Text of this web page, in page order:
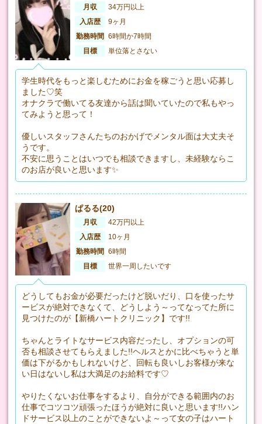
月収
34万円以上
入店歴
9ヶ月
勤務時間 6時間か7時間
目標
単位落とさない
学生時代をもっと楽しむためにお金を稼ごうと思い応募し
ました♡笑
オナクラで働いてる友達から話は聞いていたので私もやっ
てみようと思って！
優しいスタッフさんたちのおかげでメンタル面は大丈夫そ
うです。
不安に思うことはいつでも相談できますし、未経験ならこ
のお店が良いと思います✨
ぱるる(20)
月収
42万円以上
入店歴
10ヶ月
勤務時間 6時間
目標
世界一周したいです
どうしてもお金が必要だったけど脱いだり、口を使ったサ
ービスが絶対できなくて、どうしよう～ってなってた所に
見つけたのが【新橋ハートクリニック】です!!
ちゃんとライトなサービス内容だったし、オプションの可
否も相談させてもらえました!!ヘルスとかに比べちゃうと単
価は下がるかもしれないけど、回転も良いしお客様が来な
い日はないし私は大満足のお給料です♡
やりたくないお仕事をするより、自分ができる範囲内のお
仕事でコツコツ頑張ったほうが絶対に良いと思います!!ハン
ドサービス以上のことができないよ～って女の子はハート